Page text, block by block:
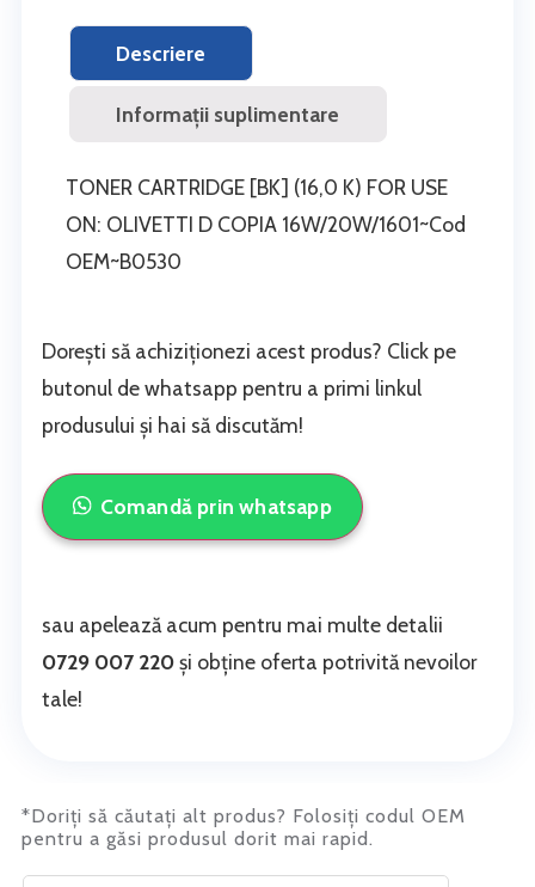
Descriere
Informații suplimentare
TONER CARTRIDGE [BK] (16,0 K) FOR USE
ON: OLIVETTI D COPIA 16W/20W/1601~Cod
OEM~B0530
Dorești să achiziționezi acest produs? Click pe
butonul de whatsapp pentru a primi linkul
produsului și hai să discutăm!
Comandă prin whatsapp
sau apelează acum pentru mai multe detalii
0729 007 220și obține oferta potrivită nevoilor
tale!
*Doriți să căutați alt produs? Folosiți codul OEM
pentru a găsi produsul dorit mai rapid.